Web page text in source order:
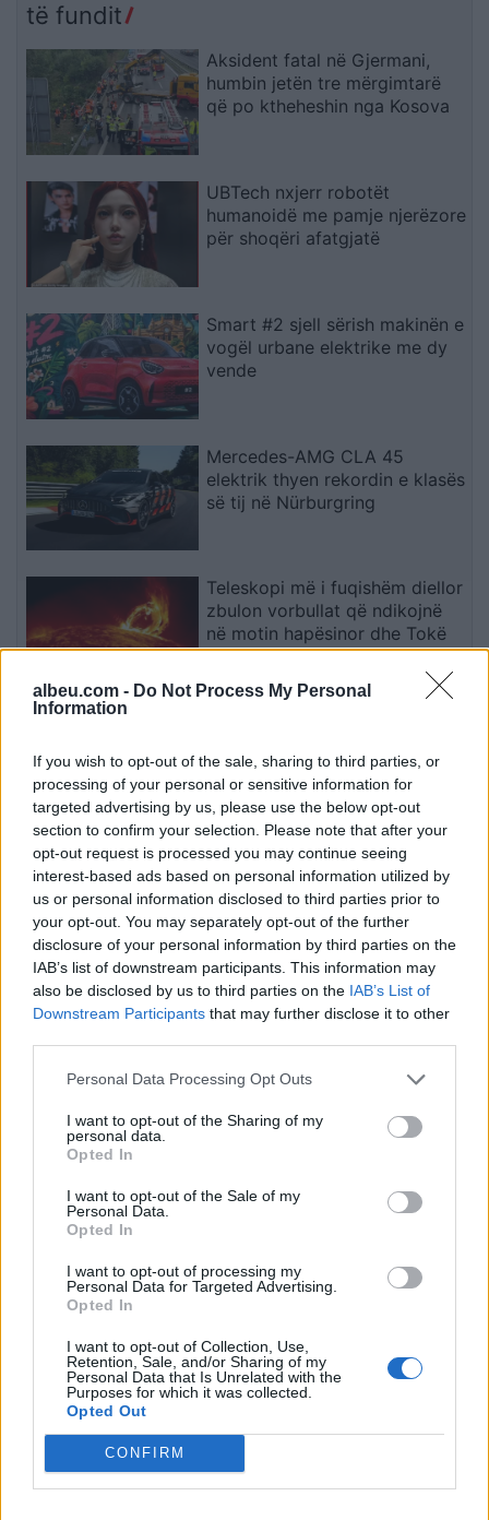
albeu.com - Do Not Process My Personal
Information
If you wish to opt-out of the sale, sharing to third parties, or
processing of your personal or sensitive information for
targeted advertising by us, please use the below opt-out
section to confirm your selection. Please note that after your
opt-out request is processed you may continue seeing
interest-based ads based on personal information utilized by
us or personal information disclosed to third parties prior to
your opt-out. You may separately opt-out of the further
disclosure of your personal information by third parties on the
IAB’s list of downstream participants. This information may
also be disclosed by us to third parties on the IAB’s List of
Downstream Participants that may further disclose it to other
Personal Data Processing Opt Outs
I want to opt-out of the Sharing of my
personal data.
Opted In
I want to opt-out of the Sale of my
Personal Data.
Opted In
I want to opt-out of processing my
Personal Data for Targeted Advertising.
Opted In
I want to opt-out of Collection, Use,
Retention, Sale, and/or Sharing of my
Personal Data that Is Unrelated with the
Purposes for which it was collected.
Opted Out
CONFIRM
të fundit
Aksident fatal në Gjermani,
humbin jetën tre mërgimtarë
që po ktheheshin nga Kosova
UBTech nxjerr robotët
humanoidë me pamje njerëzore
për shoqëri afatgjatë
Smart #2 sjell sërish makinën e
vogël urbane elektrike me dy
vende
Mercedes-AMG CLA 45
elektrik thyen rekordin e klasës
së tij në Nürburgring
Teleskopi më i fuqishëm diellor
zbulon vorbullat që ndikojnë
në motin hapësinor dhe Tokë
gjithë botën
Drejtues nga OpenAI, Meta dhe
Google bëjnë thirrje për frenim
të IA-së: “Mund të dalë jashtë
kontrollit
Esim for Global|Esim for Europe|Esim for Caribbean
Esim for USA|
for Turkey|Esim for Germany|Esim for Greece|Esim
Esim for World Cup 2026
Arabia|Esim for Egypt|Esim for United Arab